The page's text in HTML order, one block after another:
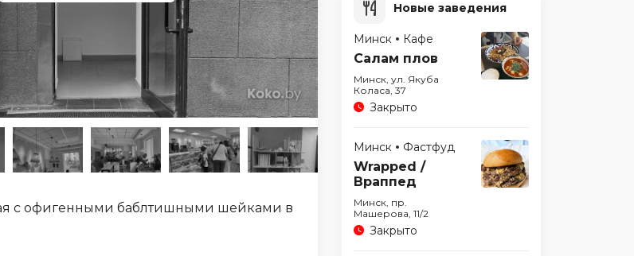
с офигенными баблтишными шейками в
Новые заведения
Минск Кафе
Салам плов
Минск, ул. Якуба
Коласа, 37
Закрыто
Минск Фастфуд
Wrapped /
Враппед
Минск, пр.
Машерова, 11/2
Закрыто